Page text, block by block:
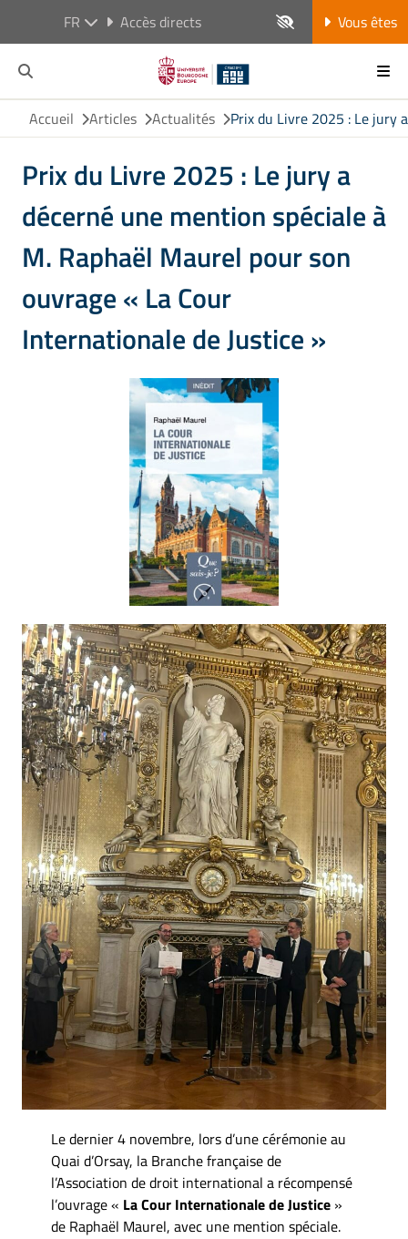
FR Accès directs Vous êtes
Accueil Articles Actualités Prix du Livre 2025 : Le jury
Prix du Livre 2025 : Le jury a
décerné une mention spéciale à
M. Raphaël Maurel pour son
ouvrage « La Cour
Internationale de Justice »
Le dernier 4 novembre, lors d’une cérémonie au
Quai d’Orsay, la Branche française de
l’Association de droit international a récompensé
l’ouvrage « La Cour Internationale de Justice »
de Raphaël Maurel, avec une mention spéciale.